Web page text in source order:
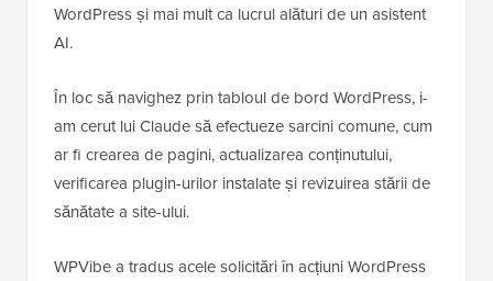
WordPress și mai mult ca lucrul alături de un asistent
AI.
În loc să navighez prin tabloul de bord WordPress, i-
am cerut lui Claude să efectueze sarcini comune, cum
ar fi crearea de pagini, actualizarea conținutului,
verificarea plugin-urilor instalate și revizuirea stării de
sănătate a site-ului.
WPVibe a tradus acele solicitări în acțiuni WordPress